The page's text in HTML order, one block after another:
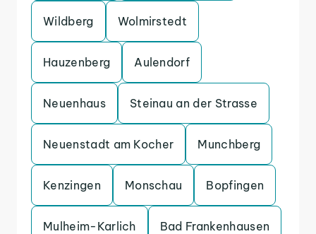
Wildberg Wolmirstedt
Hauzenberg Aulendorf
Neuenhaus Steinau an der Strasse
Neuenstadt am Kocher Munchberg
Kenzingen Monschau Bopfingen
Mulheim-Karlich Bad Frankenhausen